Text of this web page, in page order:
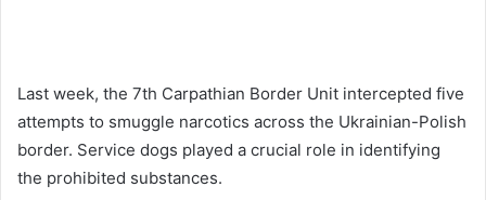
Last week, the 7th Carpathian Border Unit intercepted five
attempts to smuggle narcotics across the Ukrainian-Polish
border. Service dogs played a crucial role in identifying
the prohibited substances.